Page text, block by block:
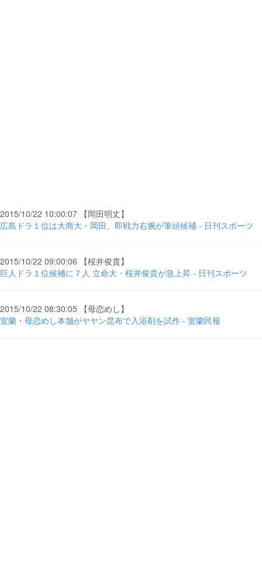
2015/10/22 10:00:07 【岡田明丈】
広島ドラ１位は大商大・岡田、即戦力右腕が筆頭候補 - 日刊スポーツ
2015/10/22 09:00:06 【桜井俊貴】
巨人ドラ１位候補に７人 立命大・桜井俊貴が急上昇 - 日刊スポーツ
2015/10/22 08:30:05 【母恋めし】
室蘭・母恋めし本舗がヤヤン昆布で入浴剤を試作 - 室蘭民報